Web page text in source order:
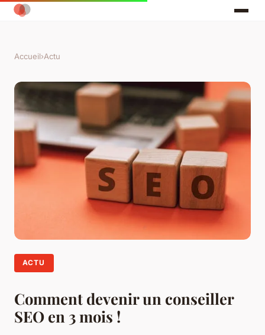
Accueil›Actu
ACTU
Comment devenir un conseiller
SEO en 3 mois !